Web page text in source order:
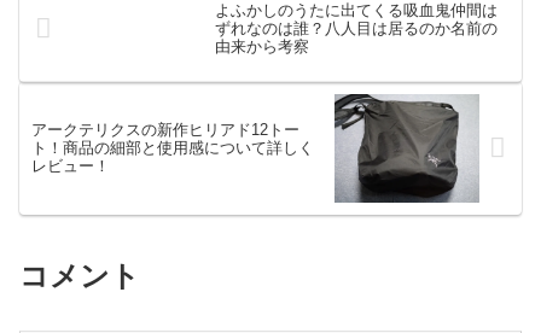
よふかしのうたに出てくる吸血鬼仲間は
ずれなのは誰？八人目は居るのか名前の
由来から考察
アークテリクスの新作ヒリアド12トー
ト！商品の細部と使用感について詳しく
レビュー！
コメント